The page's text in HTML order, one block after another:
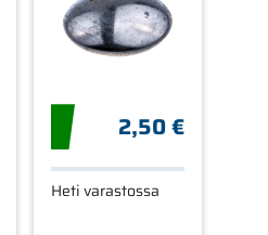
2,50 €
Heti varastossa